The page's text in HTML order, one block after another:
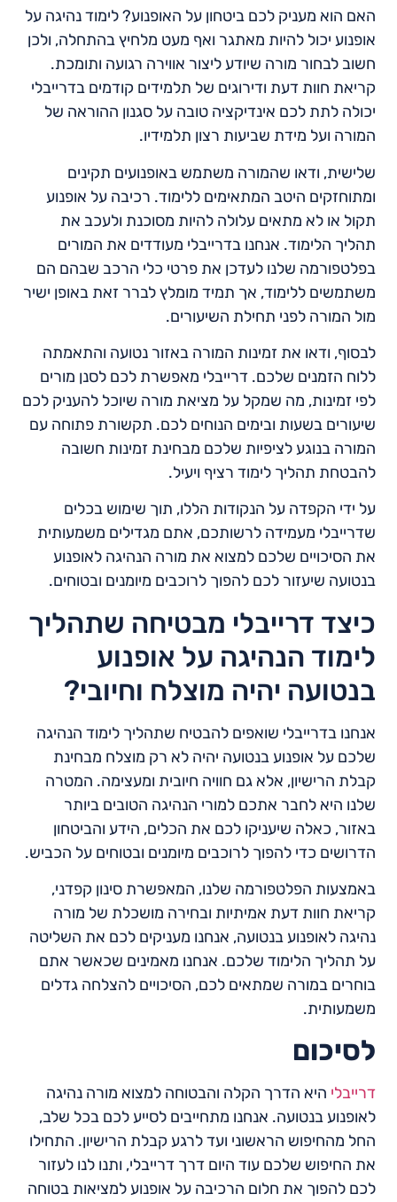
האם הוא מעניק לכם ביטחון על האופנוע? לימוד נהיגה על
אופנוע יכול להיות מאתגר ואף מעט מלחיץ בהתחלה, ולכן
חשוב לבחור מורה שיודע ליצור אווירה רגועה ותומכת.
קריאת חוות דעת ודירוגים של תלמידים קודמים בדרייבלי
יכולה לתת לכם אינדיקציה טובה על סגנון ההוראה של
המורה ועל מידת שביעות רצון תלמידיו.
שלישית, ודאו שהמורה משתמש באופנועים תקינים
ומתוחזקים היטב המתאימים ללימוד. רכיבה על אופנוע
תקול או לא מתאים עלולה להיות מסוכנת ולעכב את
תהליך הלימוד. אנחנו בדרייבלי מעודדים את המורים
בפלטפורמה שלנו לעדכן את פרטי כלי הרכב שבהם הם
משתמשים ללימוד, אך תמיד מומלץ לברר זאת באופן ישיר
מול המורה לפני תחילת השיעורים.
לבסוף, ודאו את זמינות המורה באזור נטועה והתאמתה
ללוח הזמנים שלכם. דרייבלי מאפשרת לכם לסנן מורים
לפי זמינות, מה שמקל על מציאת מורה שיוכל להעניק לכם
שיעורים בשעות ובימים הנוחים לכם. תקשורת פתוחה עם
המורה בנוגע לציפיות שלכם מבחינת זמינות חשובה
להבטחת תהליך לימוד רציף ויעיל.
על ידי הקפדה על הנקודות הללו, תוך שימוש בכלים
שדרייבלי מעמידה לרשותכם, אתם מגדילים משמעותית
את הסיכויים שלכם למצוא את מורה הנהיגה לאופנוע
בנטועה שיעזור לכם להפוך לרוכבים מיומנים ובטוחים.
כיצד דרייבלי מבטיחה שתהליך
לימוד הנהיגה על אופנוע
בנטועה יהיה מוצלח וחיובי?
אנחנו בדרייבלי שואפים להבטיח שתהליך לימוד הנהיגה
שלכם על אופנוע בנטועה יהיה לא רק מוצלח מבחינת
קבלת הרישיון, אלא גם חוויה חיובית ומעצימה. המטרה
שלנו היא לחבר אתכם למורי הנהיגה הטובים ביותר
באזור, כאלה שיעניקו לכם את הכלים, הידע והביטחון
הדרושים כדי להפוך לרוכבים מיומנים ובטוחים על הכביש.
באמצעות הפלטפורמה שלנו, המאפשרת סינון קפדני,
קריאת חוות דעת אמיתיות ובחירה מושכלת של מורה
נהיגה לאופנוע בנטועה, אנחנו מעניקים לכם את השליטה
על תהליך הלימוד שלכם. אנחנו מאמינים שכאשר אתם
בוחרים במורה שמתאים לכם, הסיכויים להצלחה גדלים
משמעותית.
לסיכום
דרייבלי היא הדרך הקלה והבטוחה למצוא מורה נהיגה
לאופנוע בנטועה. אנחנו מתחייבים לסייע לכם בכל שלב,
החל מהחיפוש הראשוני ועד לרגע קבלת הרישיון. התחילו
את החיפוש שלכם עוד היום דרך דרייבלי, ותנו לנו לעזור
לכם להפוך את חלום הרכיבה על אופנוע למציאות בטוחה